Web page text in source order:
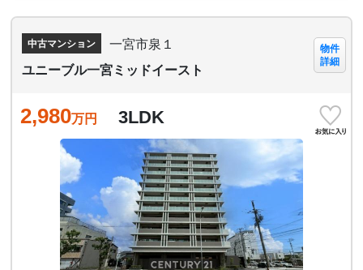
中古マンション
一宮市泉１
ユニーブル一宮ミッドイースト
物件
詳細
2,980万円 3LDK